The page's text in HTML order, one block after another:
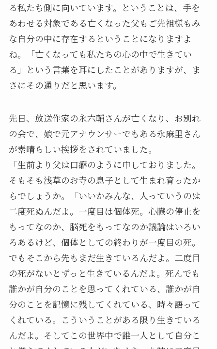
る私たち側に向いています。ということは、手を
あわせる対象である亡くなった父もご先祖様もみ
な自分の中に存在するということになりますよ
ね。「亡くなっても私たちの心の中で生きてい
る」という言葉を耳にしたことがありますが、ま
さにその通りだと思います。
先日、放送作家の永六輔さんが亡くなり、お別れ
の会で、娘で元アナウンサーでもある永麻里さん
が素晴らしい挨拶をされていました。
「生前より父は口癖のように申しておりました。
そもそも浅草のお寺の息子として生まれ育ったか
らでしょうか。「いいかみんな、人っていうのは
二度死ぬんだよ。一度目は個体死。心臓の停止を
もってなのか、脳死をもってなのか議論はいろい
ろあるけど、個体としての終わりが一度目の死。
でもそこから先もまだ生きているんだよ。二度目
の死がないとずっと生きているんだよ。死んでも
誰かが自分のことを思ってくれている、誰かが自
分のことを記憶に残してくれている、時々語って
くれている。こういうことがある限り生きている
んだよ。そしてこの世界中で誰一人として自分こ